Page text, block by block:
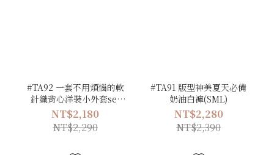
#TA92 一套不用煩惱的軟
針織背心洋裝小外套set
(藍/灰/粉/白)
NT$2,180
NT$2,290
#TA91 版型神美夏天必備
奶油白褲(SML)
NT$2,280
NT$2,390